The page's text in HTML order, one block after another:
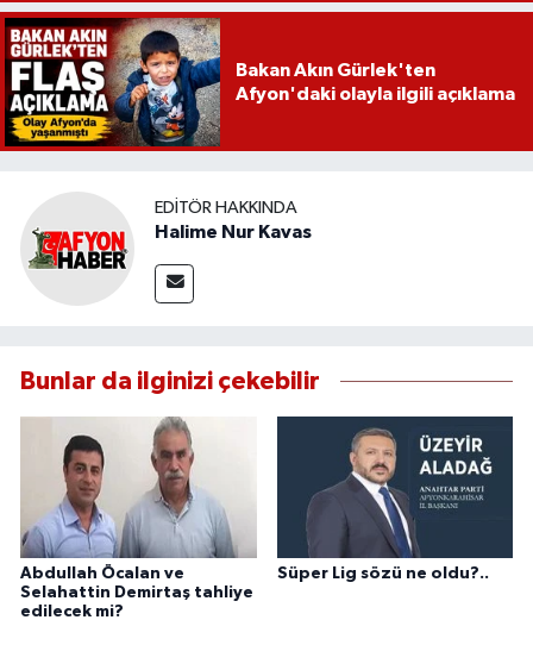
Bakan Akın Gürlek'ten
Afyon'daki olayla ilgili açıklama
EDITÖR HAKKINDA
Halime Nur Kavas
Bunlar da ilginizi çekebilir
Abdullah Öcalan ve
Selahattin Demirtaş tahliye
edilecek mi?
Süper Lig sözü ne oldu?..